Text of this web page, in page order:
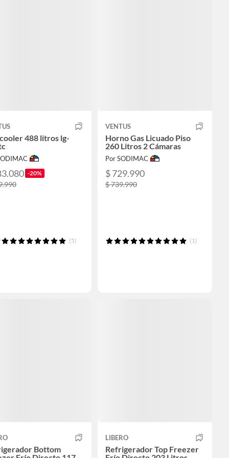
488 litros lg-
-20%
(5)
VENTUS
Horno Gas Licuado Piso
260 Litros 2 Cámaras
Por SODIMAC
$ 729.990
$ 739.990
(1)
Bottom
LIBERO
Refrigerador Top Freezer